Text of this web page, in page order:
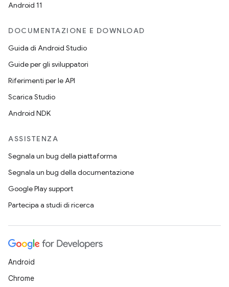
Android 11
DOCUMENTAZIONE E DOWNLOAD
Guida di Android Studio
Guide per gli sviluppatori
Riferimenti per le API
Scarica Studio
Android NDK
ASSISTENZA
Segnala un bug della piattaforma
Segnala un bug della documentazione
Google Play support
Partecipa a studi di ricerca
Android
Chrome